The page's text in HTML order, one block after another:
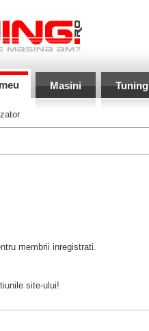
Masini Tuning
membrii inregistrati.
site-ului!